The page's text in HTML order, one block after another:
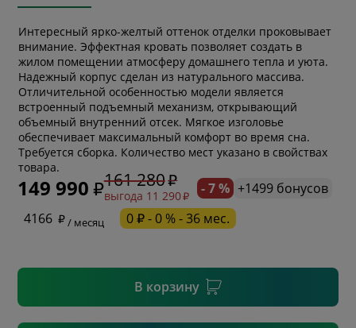
Интересный ярко-желтый оттенок отделки проковывает
внимание. Эффектная кровать позволяет создать в
жилом помещении атмосферу домашнего тепла и уюта.
Надежный корпус сделан из натурального массива.
Отличительной особенностью модели является
встроенный подъемный механизм, открывающий
объемный внутренний отсек. Мягкое изголовье
обеспечивает максимальный комфорт во время сна.
Требуется сборка. Количество мест указано в свойствах
товара.
149 990 161 280
выгода 11 290 - 7 % +1499 бонусов
4166
/ месяц 0 ₽ - 0 % - 36 мес.
В корзину
* обязательное поле
* необязательное поле